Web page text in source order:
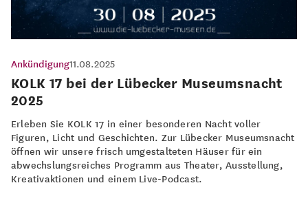
Ankündigung11.08.2025
KOLK 17 bei der Lübecker Museumsnacht
2025
Erleben Sie KOLK 17 in einer besonderen Nacht voller
Figuren, Licht und Geschichten. Zur Lübecker Museumsnacht
öffnen wir unsere frisch umgestalteten Häuser für ein
abwechslungsreiches Programm aus Theater, Ausstellung,
Kreativaktionen und einem Live-Podcast.